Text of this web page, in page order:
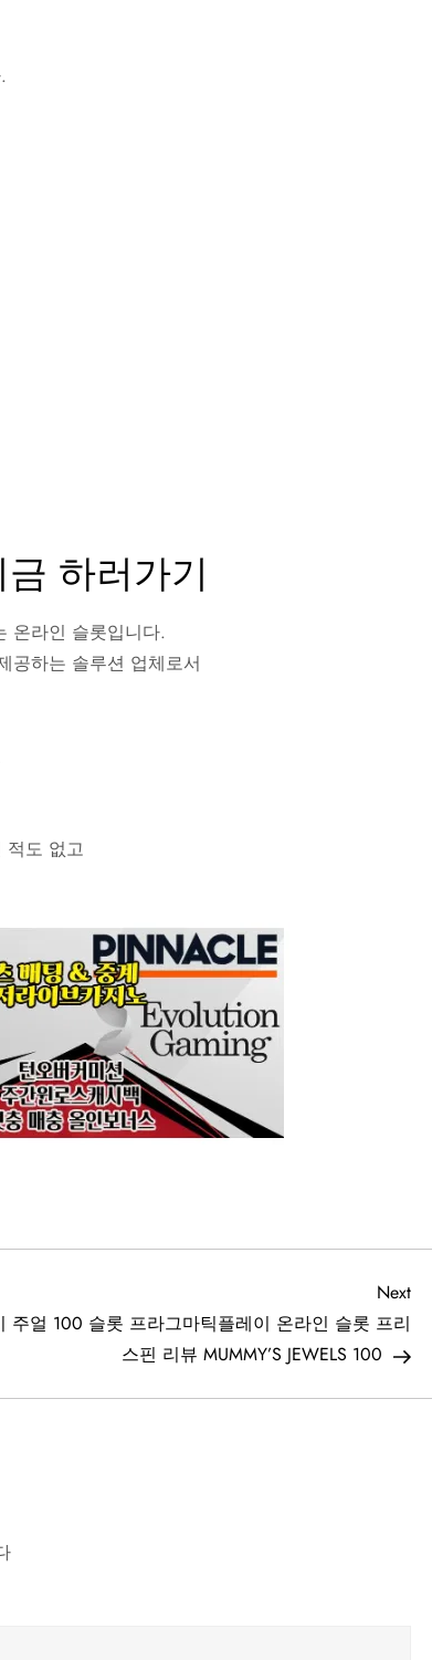
하러가기
온라인 슬롯입니다.
공하는 솔루션 업체로서
적도 없고
Next
Next
주얼 100 슬롯 프라그마틱플레이 온라인 슬롯 프리
스핀 리뷰 MUMMY’S JEWELS 100